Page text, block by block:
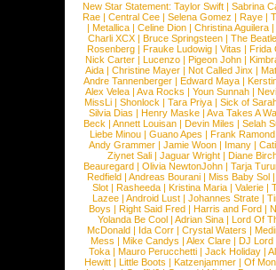
New Star Statement: Taylor Swift | Sabrina
Rae |Central Cee |Selena Gomez |Raye |
| Metallica | Celine Dion | Christina Aguilera |
Charli XCX |Bruce Springsteen |The
Rosenberg | Frauke Ludowig | Vitas | Frida
Nick Carter | Lucenzo | Pigeon John |
Aida |Christine Mayer |Not Called Jinx |
Andre Tannenberger | Edward Maya |
Alex Velea | Ava Rocks | Youn Sunnah |
MissLi | Shonlock | Tara Priya | Sick of
Silvia Dias |Henry Maske |Ava Takes A
Beck |Annett Louisan |Devin Miles |Selah
Liebe Minou |Guano Apes |Frank Ramond
Andy Grammer |Jamie Woon | Imany |
Ziynet Sali |Jaguar Wright |Diane
Beauregard |Olivia NewtonJohn |Tarja
Redfield | Andreas Bourani | Miss Baby Sol
Slot | Rasheeda | Kristina Maria | Valerie |
Lazee | Android Lust | Johannes Strate |
Boys | Right Said Fred | Harris and Ford |
Yolanda Be Cool |Adrian Sina |Lord Of
McDonald | Ida Corr |Crystal Waters |
Mess | Mike Candys | Alex Clare | DJ Lord
Toka | Mauro Perucchetti | Jack Holiday |
Hewitt |Little Boots |Katzenjammer |Of